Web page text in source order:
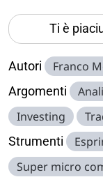
Ti è
Autori Franco
Argomenti
Investing
Strumenti
Super micro